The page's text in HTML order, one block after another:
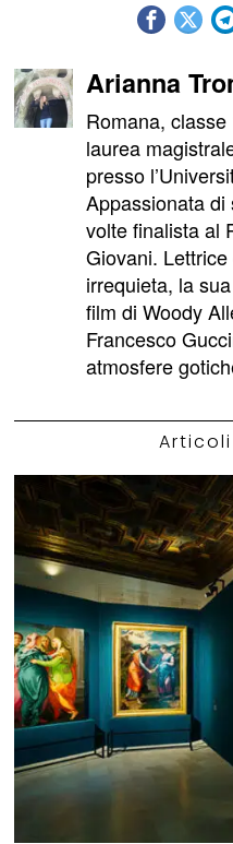
Arianna
Romana,
laurea
presso
Appassionata
volte finalista al
Giovani.
irrequieta, la
film di Woody
Francesco
atmosfere